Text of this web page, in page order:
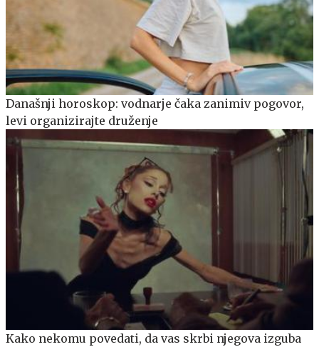
Današnji horoskop: vodnarje čaka zanimiv pogovor,
levi organizirajte druženje
Kako nekomu povedati, da vas skrbi njegova izguba